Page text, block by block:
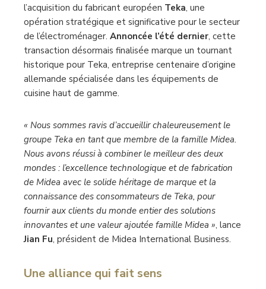
l’acquisition du fabricant européen Teka, une
opération stratégique et significative pour le secteur
de l’électroménager. Annoncée l’été dernier, cette
transaction désormais finalisée marque un tournant
historique pour Teka, entreprise centenaire d’origine
allemande spécialisée dans les équipements de
cuisine haut de gamme.
« Nous sommes ravis d’accueillir chaleureusement le
groupe Teka en tant que membre de la famille Midea.
Nous avons réussi à combiner le meilleur des deux
mondes : l’excellence technologique et de fabrication
de Midea avec le solide héritage de marque et la
connaissance des consommateurs de Teka, pour
fournir aux clients du monde entier des solutions
innovantes et une valeur ajoutée famille Midea », lance
Jian Fu, président de Midea International Business.
Une alliance qui fait sens